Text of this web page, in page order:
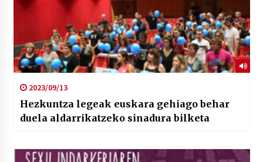
2023/09/13
Hezkuntza legeak euskara gehiago behar
duela aldarrikatzeko sinadura bilketa